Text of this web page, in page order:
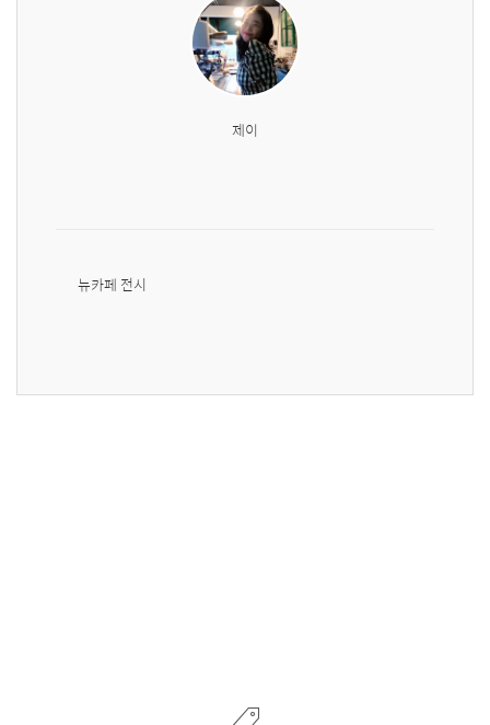
제이
뉴카페 전시